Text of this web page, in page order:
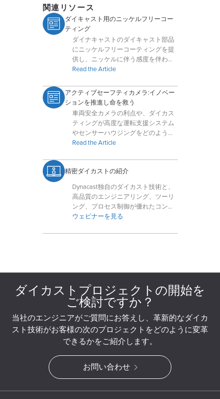
関連リソース
ダイキャスト用のニッケルフリーコー
ティング
ダイナキャストのダイキャスト部品
にニッケルフリーコーティングを提
供し、ニッケルに伴う感度を伴わず
に耐食性と美観を提供。
Read the Article
アクティブセーフティカメラ:イノベー
ションを推進し命を救う
車両安全カメラの利点や、ダイカス
ティングが高度な運転支援システム
やセンサーハウジングをどのように
サポートしているかをご紹介しま
Read the Article
精密ダイカストの紹介
Dynacast独自のダイカスト技術と、
高品質のエンジニアリング、ツーリ
ング、プロセス制御が優れたコンポ
ーネントにどのように貢献するかを
ウェビナーを見る
ダイカストプロジェクトの開始を
ご検討ですか？
当社のエンジニアがご質問にお答えし、革新的なダイカ
スト技術がお客様の次のプロジェクトをどのように変革
できるかをご紹介します。
お問い合わせ